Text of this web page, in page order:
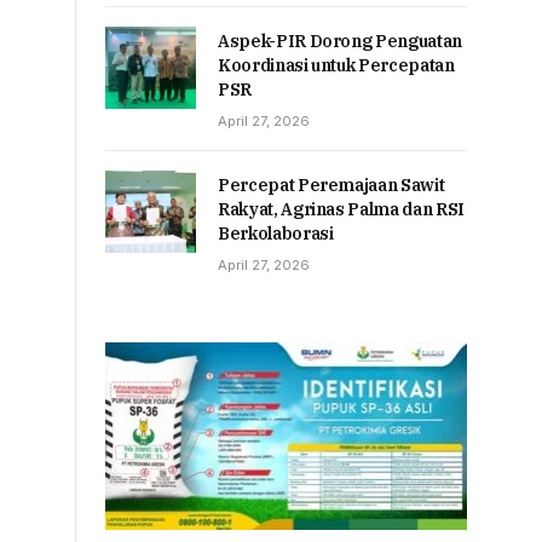
Aspek-PIR Dorong Penguatan
Koordinasi untuk Percepatan
PSR
April 27, 2026
Percepat Peremajaan Sawit
Rakyat, Agrinas Palma dan RSI
Berkolaborasi
April 27, 2026